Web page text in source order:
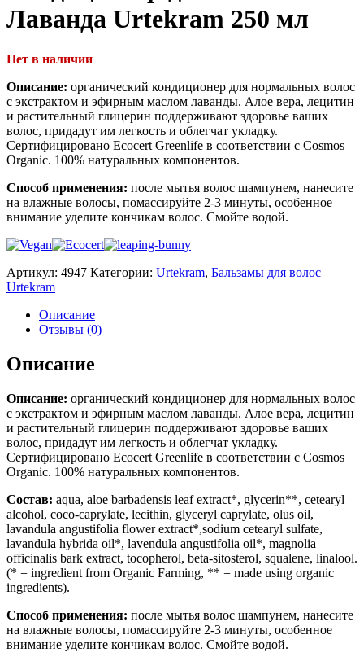
Лаванда Urtekram 250 мл
Нет в наличии
Описание: органический кондиционер для нормальных волос
с экстрактом и эфирным маслом лаванды. Алое вера, лецитин
и растительный глицерин поддерживают здоровье ваших
волос, придадут им легкость и облегчат укладку.
Сертифицировано Ecocert Greenlife в соответствии с Cosmos
Organic. 100% натуральных компонентов.
Способ применения: после мытья волос шампунем, нанесите
на влажные волосы, помассируйте 2-3 минуты, особенное
внимание уделите кончикам волос. Смойте водой.
Артикул: 4947 Категории: Urtekram, Бальзамы для волос
Urtekram
Описание
Отзывы (0)
Описание
Описание: органический кондиционер для нормальных волос
с экстрактом и эфирным маслом лаванды. Алое вера, лецитин
и растительный глицерин поддерживают здоровье ваших
волос, придадут им легкость и облегчат укладку.
Сертифицировано Ecocert Greenlife в соответствии с Cosmos
Organic. 100% натуральных компонентов.
Состав: aqua, aloe barbadensis leaf extract*, glycerin**, cetearyl
alcohol, coco-caprylate, lecithin, glyceryl caprylate, olus oil,
lavandula angustifolia flower extract*,sodium cetearyl sulfate,
lavandula hybrida oil*, lavendula angustifolia oil*, magnolia
officinalis bark extract, tocopherol, beta-sitosterol, squalene, linalool.
(* = ingredient from Organic Farming, ** = made using organic
ingredients).
Способ применения: после мытья волос шампунем, нанесите
на влажные волосы, помассируйте 2-3 минуты, особенное
внимание уделите кончикам волос. Смойте водой.